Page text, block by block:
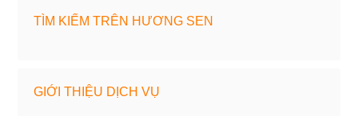
TÌM KIẾM TRÊN HƯƠNG SEN
GIỚI THIỆU DỊCH VỤ